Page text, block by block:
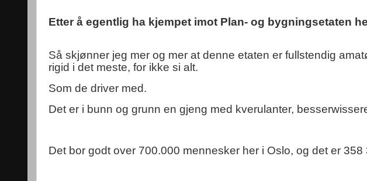
Etter å egentlig ha kjempet imot Plan- og bygningsetaten
Så skjønner jeg mer og mer at denne etaten er fullstendig
rigid i det meste, for ikke si alt.
Som de driver med.
Det er i bunn og grunn en gjeng med kverulanter,
Det bor godt over 700.000 mennesker her i Oslo, og det er